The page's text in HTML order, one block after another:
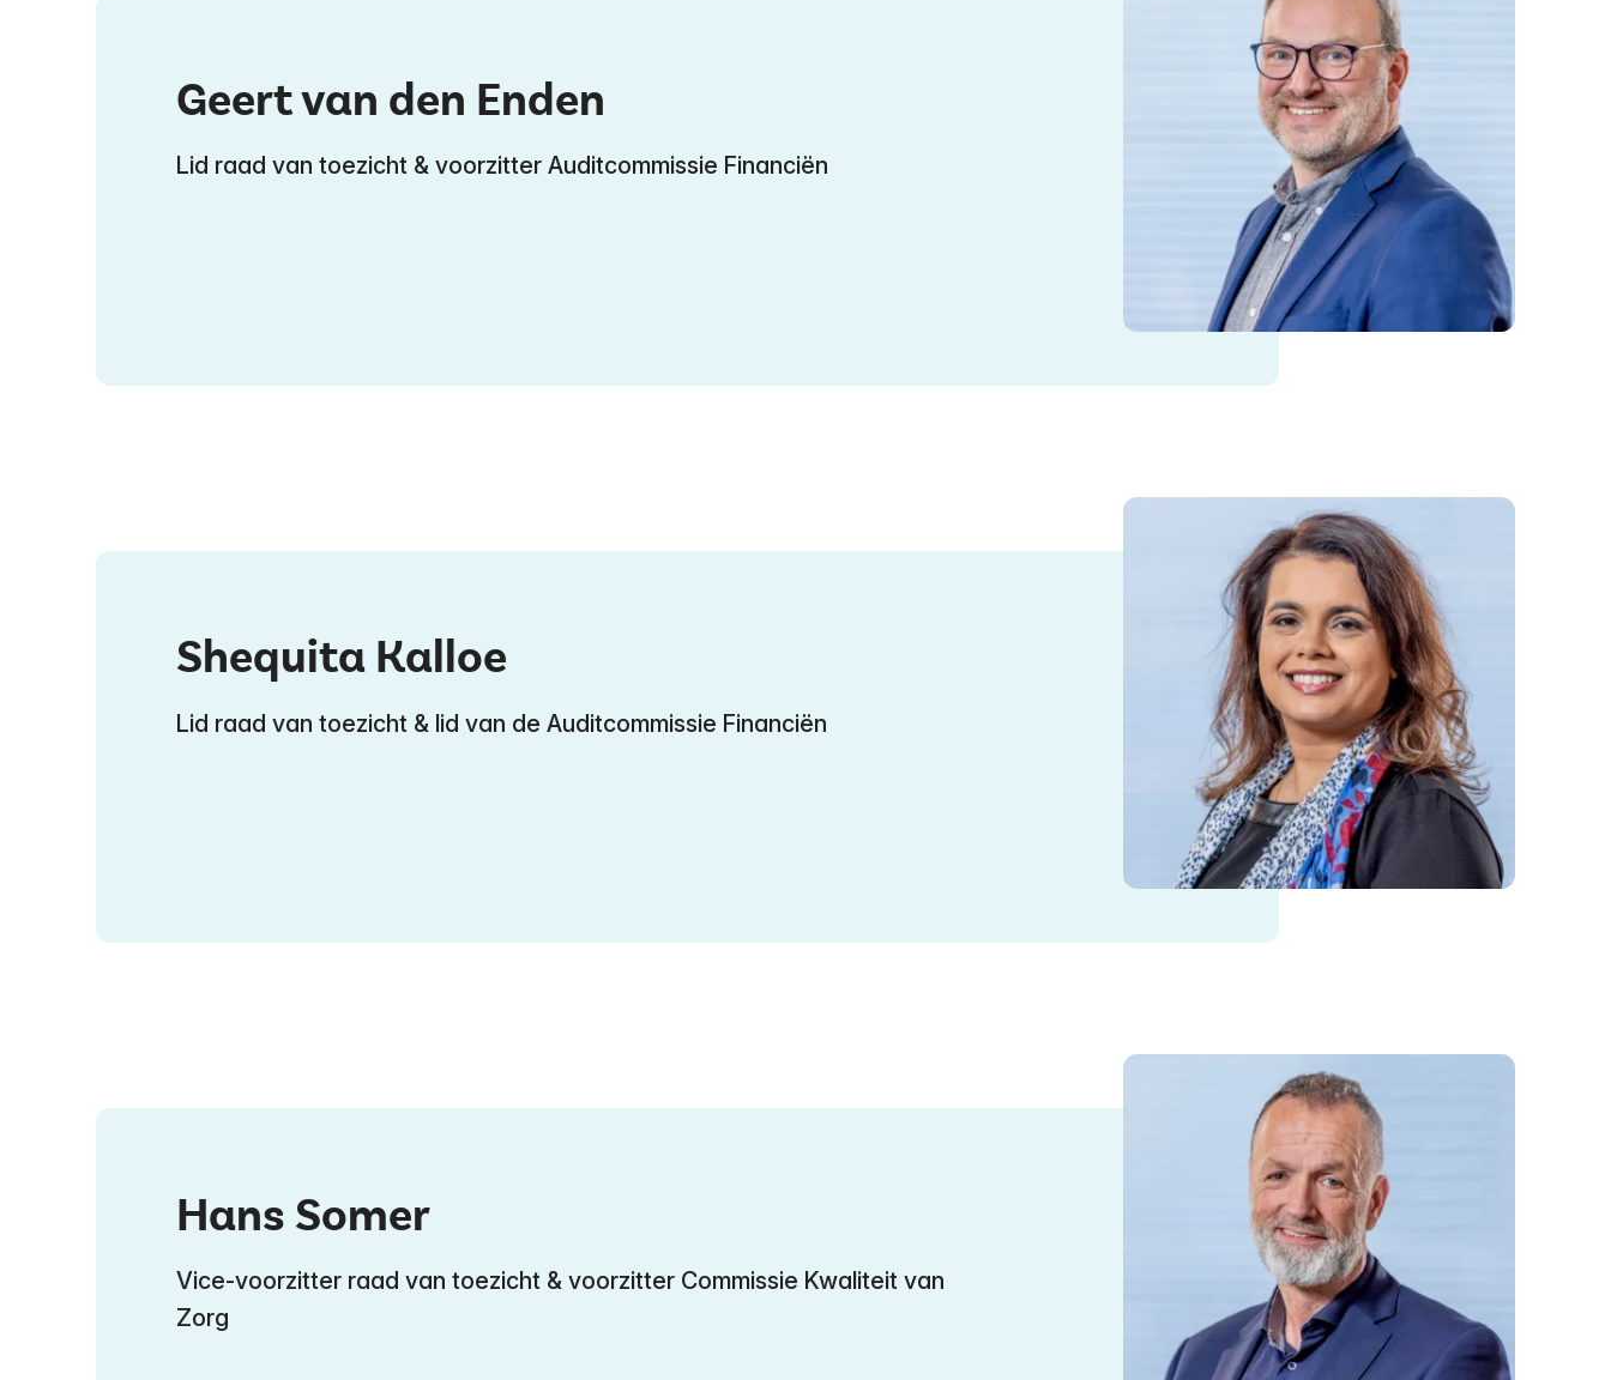
Geert van den Enden
Lid raad van toezicht & voorzitter Auditcommissie Financiën
Shequita Kalloe
Lid raad van toezicht & lid van de Auditcommissie Financiën
Hans Somer
Vice-voorzitter raad van toezicht & voorzitter Commissie Kwaliteit van
Zorg